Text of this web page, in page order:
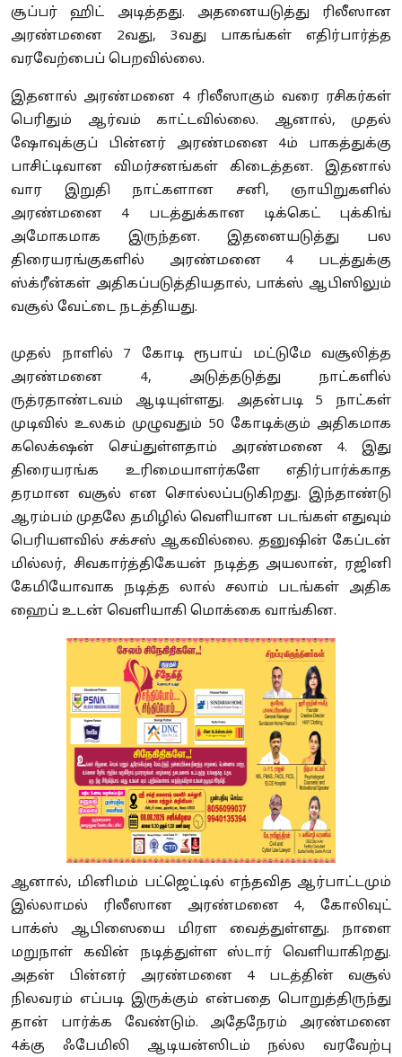
சூப்பர் ஹிட் அடித்தது. அதனையடுத்து ரிலீஸான
அரண்மனை 2வது, 3வது பாகங்கள் எதிர்பார்த்த
வரவேற்பைப் பெறவில்லை.
இதனால் அரண்மனை 4 ரிலீஸாகும் வரை ரசிகர்கள்
பெரிதும் ஆர்வம் காட்டவில்லை. ஆனால், முதல்
ஷோவுக்குப் பின்னர் அரண்மனை 4ம் பாகத்துக்கு
பாசிட்டிவான விமர்சனங்கள் கிடைத்தன. இதனால்
வார இறுதி நாட்களான சனி, ஞாயிறுகளில்
அரண்மனை 4 படத்துக்கான டிக்கெட் புக்கிங்
அமோகமாக இருந்தன. இதனையடுத்து பல
திரையரங்குகளில் அரண்மனை 4 படத்துக்கு
ஸ்க்ரீன்கள் அதிகப்படுத்தியதால், பாக்ஸ் ஆபிஸிலும்
வசூல் வேட்டை நடத்தியது.
முதல் நாளில் 7 கோடி ரூபாய் மட்டுமே வசூலித்த
அரண்மனை 4, அடுத்தடுத்து நாட்களில்
ருத்ரதாண்டவம் ஆடியுள்ளது. அதன்படி 5 நாட்கள்
முடிவில் உலகம் முழுவதும் 50 கோடிக்கும் அதிகமாக
கலெக்‌ஷன் செய்துள்ளதாம் அரண்மனை 4. இது
திரையரங்க உரிமையாளர்களே எதிர்பார்க்காத
தரமான வசூல் என சொல்லப்படுகிறது. இந்தாண்டு
ஆரம்பம் முதலே தமிழில் வெளியான படங்கள் எதுவும்
பெரியளவில் சக்சஸ் ஆகவில்லை. தனுஷின் கேப்டன்
மில்லர், சிவகார்த்திகேயன் நடித்த அயலான், ரஜினி
கேமியோவாக நடித்த லால் சலாம் படங்கள் அதிக
ஹைப் உடன் வெளியாகி மொக்கை வாங்கின.
ஆனால், மினிமம் பட்ஜெட்டில் எந்தவித ஆர்பாட்டமும்
இல்லாமல் ரிலீஸான அரண்மனை 4, கோலிவுட்
பாக்ஸ் ஆபிஸையை மிரள வைத்துள்ளது. நாளை
மறுநாள் கவின் நடித்துள்ள ஸ்டார் வெளியாகிறது.
அதன் பின்னர் அரண்மனை 4 படத்தின் வசூல்
நிலவரம் எப்படி இருக்கும் என்பதை பொறுத்திருந்து
தான் பார்க்க வேண்டும். அதேநேரம் அரண்மனை
4க்கு ஃபேமிலி ஆடியன்ஸிடம் நல்ல வரவேற்பு